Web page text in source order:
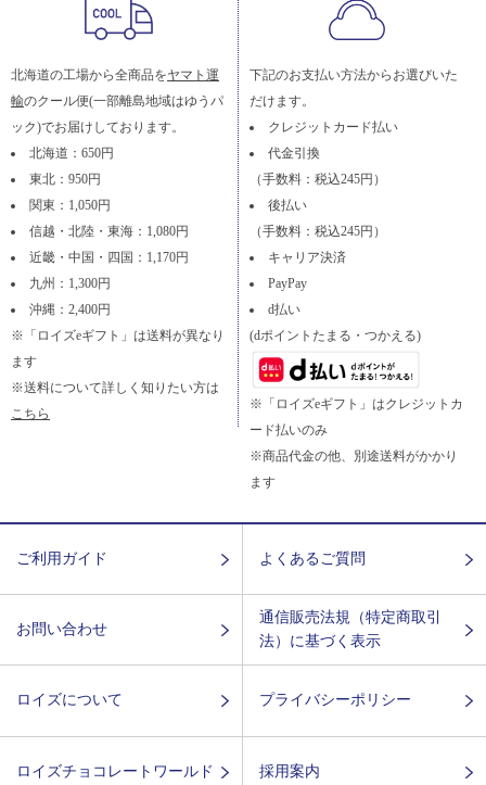
北海道の工場から全商品をヤマト運
輸のクール便(一部離島地域はゆうパ
ック)でお届けしております。
北海道：650円
東北：950円
関東：1,050円
信越・北陸・東海：1,080円
近畿・中国・四国：1,170円
九州：1,300円
沖縄：2,400円
※「ロイズeギフト」は送料が異なり
ます
※送料について詳しく知りたい方は
こちら
下記のお支払い方法からお選びいた
だけます。
クレジットカード払い
代金引換
（手数料：税込245円）
後払い
（手数料：税込245円）
キャリア決済
PayPay
d払い
(dポイントたまる・つかえる)
※「ロイズeギフト」はクレジットカ
ード払いのみ
※商品代金の他、別途送料がかかり
ます
ご利用ガイド よくあるご質問
お問い合わせ
通信販売法規（特定商取引
法）に基づく表示
ロイズについて プライバシーポリシー
ロイズチョコレートワールド 採用案内